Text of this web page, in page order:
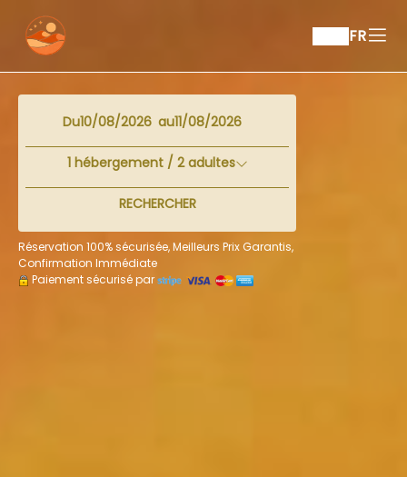
FR
Du au
1 hébergement / 2adultes
RECHERCHER
Réservation 100% sécurisée, Meilleurs Prix Garantis,
Confirmation Immédiate
Paiement sécurisé par